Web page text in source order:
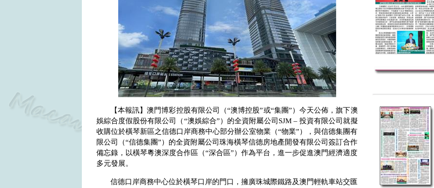
【本報訊】澳門博彩控股有限公司（“澳博控股”或“集團”）今天公佈，旗下澳
娛綜合度假股份有限公司（“澳娛綜合”）的全資附屬公司 SJM – 投資有限公司就擬
收購位於橫琴新區之信德口岸商務中心部分辦公室物業（“物業”），與信德集團有
限公司（“信德集團”）的全資附屬公司珠海橫琴信德房地產開發有限公司簽訂合作
備忘錄，以橫琴粵澳深度合作區（“深合區”）作為平台，進一步促進澳門經濟適度
多元發展。
信德口岸商務中心位於橫琴口岸的門口，擁廣珠城際鐵路及澳門輕軌車站交匯